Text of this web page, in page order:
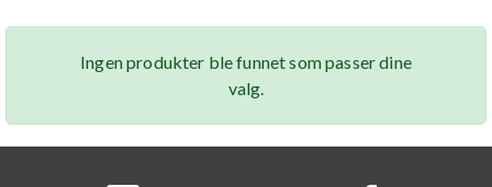
Ingen produkter ble funnet som passer dine
valg.